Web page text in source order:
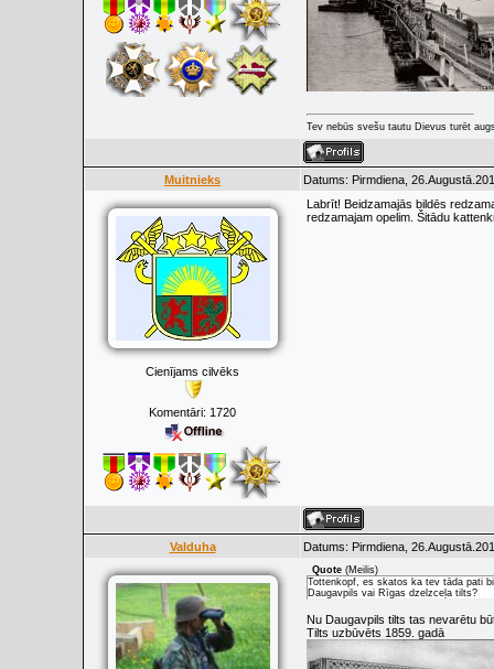
Tev nebūs svešu tautu Dievus turēt
Muitnieks Datums: Pirmdiena,
Cienījams cilvēks
Komentāri: 1720
Labrīt! Beidzamajās bildēs
redzamajam opelim. Šitādu
Valduha Datums: Pirmdiena,
Quote (Meilis)
Tottenkopf, es skatos ka tev tāda pati
Daugavpils vai Rīgas dzelzceļa tilts?
Nu Daugavpils tilts tas nevarētu
Tilts uzbūvēts 1859. gadā